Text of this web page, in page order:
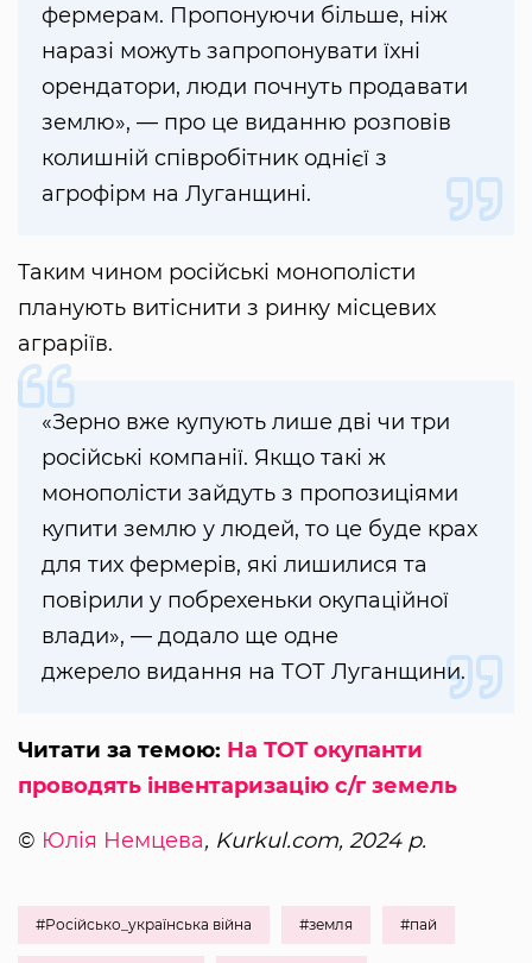
фермерам. Пропонуючи більше, ніж
наразі можуть запропонувати їхні
орендатори, люди почнуть продавати
землю», — про це виданню розповів
колишній співробітник однієї з
агрофірм на Луганщині.
Таким чином російські монополісти
планують витіснити з ринку місцевих
аграріїв.
«Зерно вже купують лише дві чи три
російські компанії. Якщо такі ж
монополісти зайдуть з пропозиціями
купити землю у людей, то це буде крах
для тих фермерів, які лишилися та
повірили у побрехеньки окупаційної
влади», — додало ще одне
джерело видання на ТОТ Луганщини.
Читати за темою: На ТОТ окупанти
проводять інвентаризацію с/г земель
© Юлія Немцева, Kurkul.com, 2024 р.
#Російсько_українська війна #земля #пай